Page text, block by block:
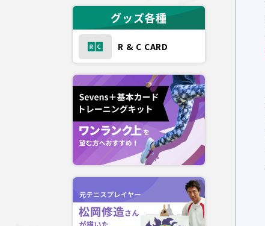
グッズ各種
R & C CARD